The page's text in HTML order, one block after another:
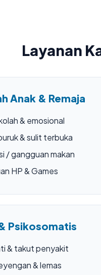
Layanan
Anak & Remaja
& emosional
& sulit terbuka
/ gangguan makan
HP & Games
Psikosomatis
& takut penyakit
& lemas